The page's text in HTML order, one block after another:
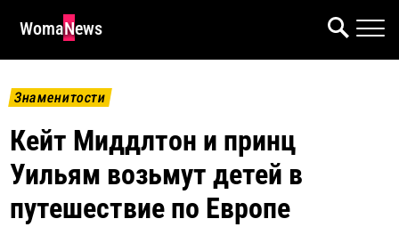
WomaNews
Знаменитости
Кейт Миддлтон и принц
Уильям возьмут детей в
путешествие по Европе